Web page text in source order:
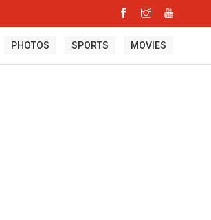
PHOTOS SPORTS MOVIES